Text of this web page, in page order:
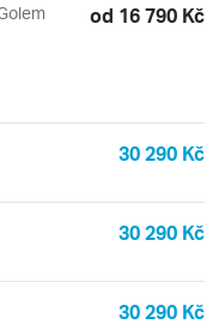
od 16 790 Kč
30 290 Kč
30 290 Kč
30 290 Kč